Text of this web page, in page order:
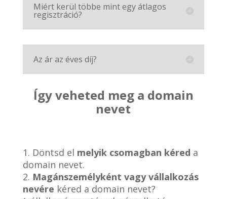
Miért kerül többe mint egy átlagos
regisztráció?
Az ár az éves díj?
Így veheted meg a domain
nevet
1. Döntsd el melyik csomagban kéred a
domain nevet.
2. Magánszemélyként vagy vállalkozás
nevére kéred a domain nevet?